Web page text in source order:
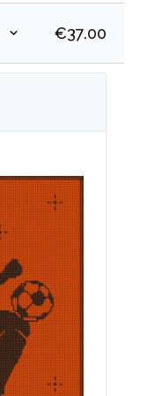
€37.00